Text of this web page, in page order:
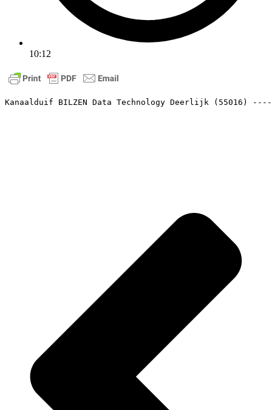
10:12
Kanaalduif BILZEN Data Technology Deerlijk (55016)